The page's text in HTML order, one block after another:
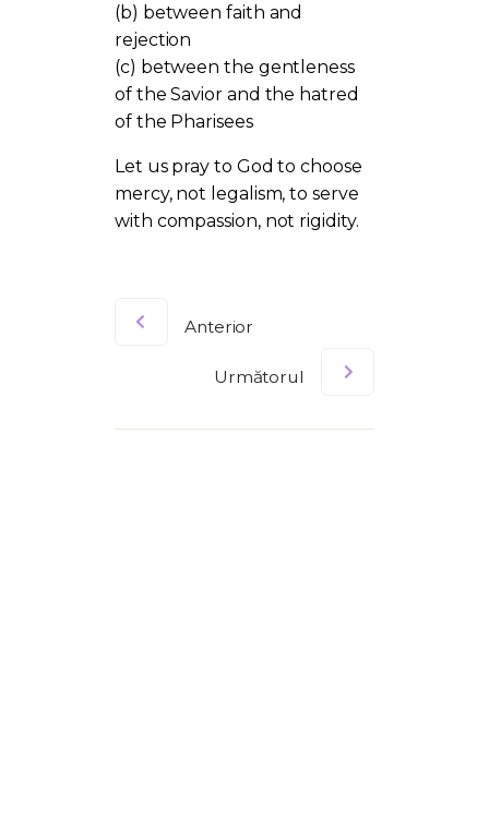
(b) between faith and
rejection
(c) between the gentleness
of the Savior and the hatred
of the Pharisees
Let us pray to God to choose
mercy, not legalism, to serve
with compassion, not rigidity.
Anterior
Următorul